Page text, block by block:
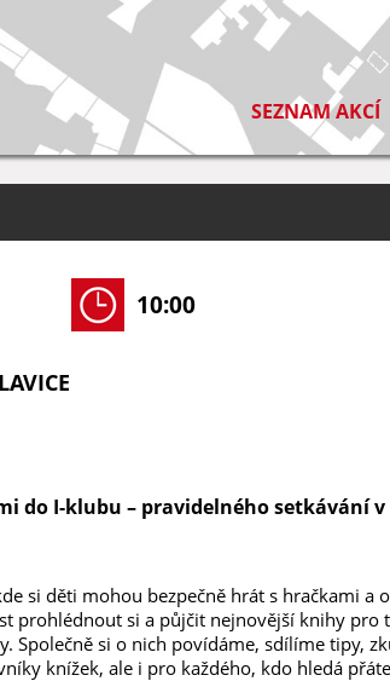
SEZNAM AKCÍ
10:00
do I-klubu – pravidelného setkávání
si děti mohou bezpečně hrát s hračkami a
prohlédnout si a půjčit nejnovější knihy
Společně si o nich povídáme, sdílíme tipy,
knížek, ale i pro každého, kdo hledá